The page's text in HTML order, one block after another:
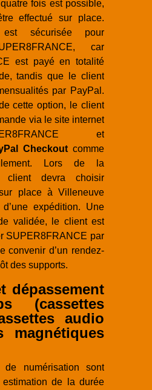
fois est possible,
effectué sur place.
sécurisée pour
car
est payé en totalité
tandis que le client
par PayPal.
cette option, le client
via le site internet
et
Checkout comme
Lors de la
client devra choisir
sur place à Villeneuve
expédition. Une
validée, le client est
SUPER8FRANCE par
convenir d’un rendez-
des supports.
dépassement
(cassettes
audio
magnétiques
de numérisation sont
de la durée